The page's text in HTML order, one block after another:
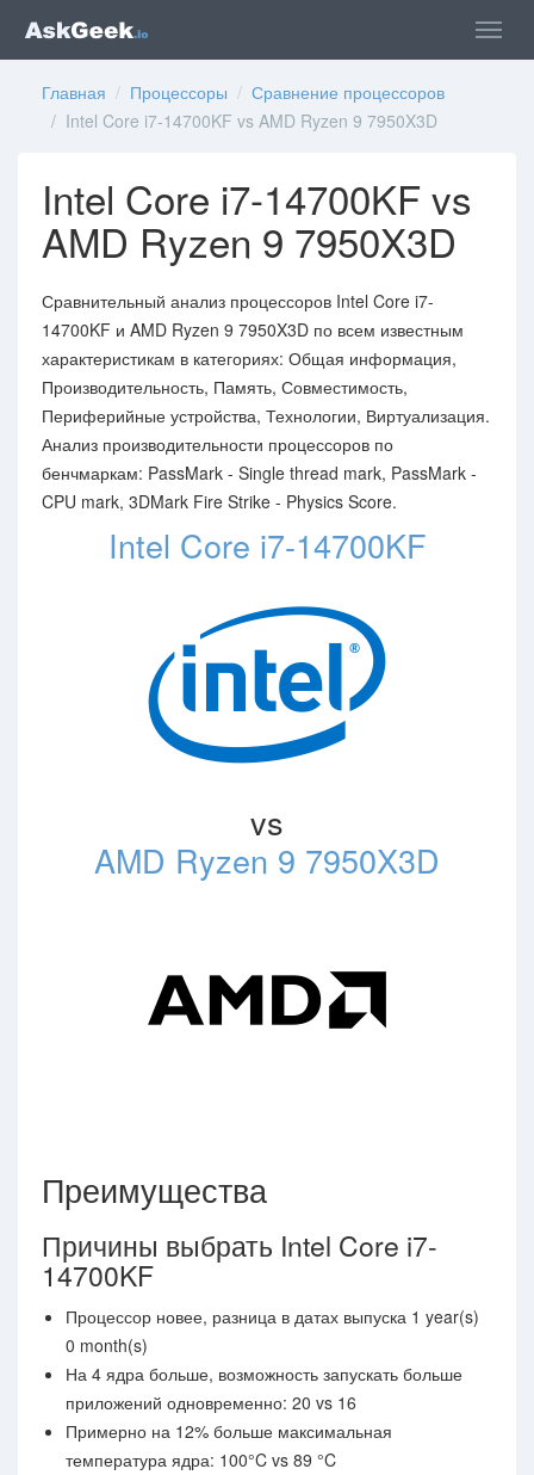
Главная / Процессоры / Сравнение процессоров
/ Intel Core i7-14700KF vs AMD Ryzen 9 7950X3D
Intel Core i7-14700KF vs
AMD Ryzen 9 7950X3D
Сравнительный анализ процессоров Intel Core i7-
14700KF и AMD Ryzen 9 7950X3D по всем известным
характеристикам в категориях: Общая информация,
Производительность, Память, Совместимость,
Периферийные устройства, Технологии, Виртуализация.
Анализ производительности процессоров по
бенчмаркам: PassMark - Single thread mark, PassMark -
CPU mark, 3DMark Fire Strike - Physics Score.
Intel Core i7-14700KF
vs
AMD Ryzen 9 7950X3D
Преимущества
Причины выбрать Intel Core i7-
14700KF
Процессор новее, разница в датах выпуска 1 year(s)
0 month(s)
На 4 ядра больше, возможность запускать больше
приложений одновременно: 20 vs 16
Примерно на 12% больше максимальная
температура ядра: 100°C vs 89 °C